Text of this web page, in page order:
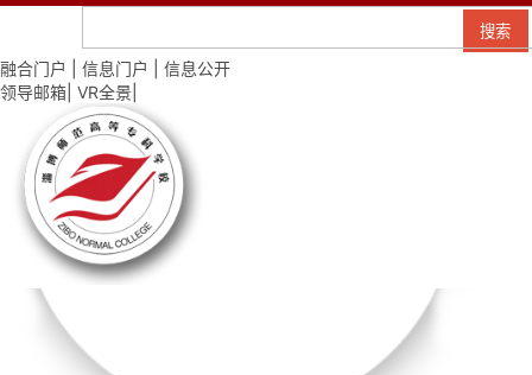
融合门户 信息门户
信息公开
领导邮箱 VR全景